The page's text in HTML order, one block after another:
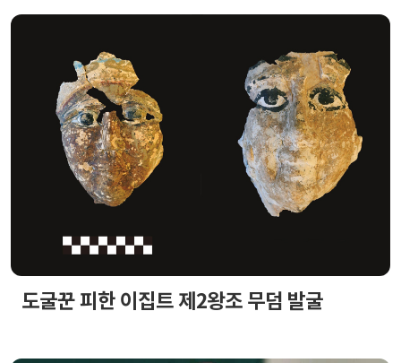
도굴꾼 피한 이집트 제2왕조 무덤 발굴